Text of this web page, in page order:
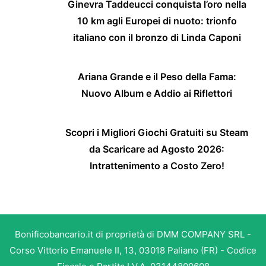
Ginevra Taddeucci conquista l’oro nella
10 km agli Europei di nuoto: trionfo
italiano con il bronzo di Linda Caponi
Ariana Grande e il Peso della Fama:
Nuovo Album e Addio ai Riflettori
Scopri i Migliori Giochi Gratuiti su Steam
da Scaricare ad Agosto 2026:
Intrattenimento a Costo Zero!
Bonificobancario.it di proprietà di DMM COMPANY SRL -
Corso Vittorio Emanuele II, 13, 03018 Paliano (FR) - Codice